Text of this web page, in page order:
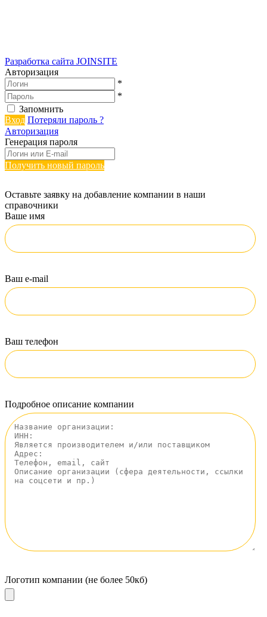
Разработка сайта JOINSITE
Авторизация
*
*
Запомнить
Вход Потеряли пароль ?
Авторизация
Генерация пароля
Получить новый пароль
Оставьте заявку на добавление компании в наши
справочники
Ваше имя
Ваш e-mail
Ваш телефон
Подробное описание компании
Логотип компании (не более 50кб)